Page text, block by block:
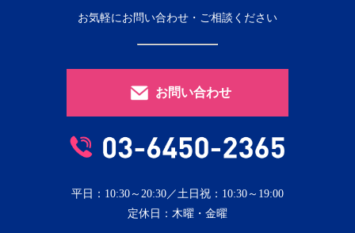
お気軽にお問い合わせ・ご相談ください
お問い合わせ
平日：10:30～20:30／土日祝：10:30～19:00
定休日：木曜・金曜